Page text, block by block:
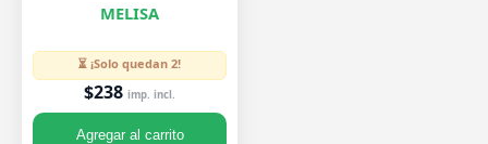
MELISA
⏳ ¡Solo quedan 2!
$238 imp. incl.
Agregar al carrito